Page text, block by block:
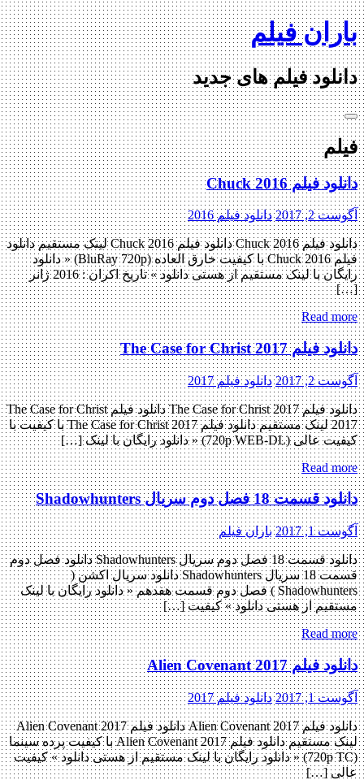
Skip
to
content
باران فیلم
دانلود فیلم های جدید
فیلم
دانلود فيلم Chuck 2016
آگوست 2, 2017 دانلود فیلم 2016
دانلود فيلم Chuck 2016 دانلود فيلم Chuck 2016 لینک مستقیم دانلود
فيلم Chuck 2016 با کیفیت خارق العاده (BluRay 720p) « دانلود
رایگان با لینک مستقیم از هستی دانلود » تاریخ اکران : 2016 ژانر
[…]
Read more
دانلود فيلم The Case for Christ 2017
آگوست 2, 2017 دانلود فیلم 2017
دانلود فيلم The Case for Christ 2017 دانلود فيلم The Case for Christ
2017 لینک مستقیم دانلود فيلم The Case for Christ 2017 با کیفیت با
کیفیت عالی (720p WEB-DL) « دانلود رایگان با لینک […]
Read more
دانلود قسمت 18 فصل دوم سریال Shadowhunters
آگوست 1, 2017 باران فیلم
دانلود قسمت 18 فصل دوم سریال Shadowhunters دانلود فصل دوم
قسمت 18 سریال Shadowhunters دانلود سریال اکشن (
Shadowhunters ) فصل دوم قسمت هفدهم « دانلود رایگان با لینک
مستقیم از هستی دانلود » کیفیت […]
Read more
دانلود فیلم Alien Covenant 2017
آگوست 1, 2017 دانلود فیلم 2017
دانلود فیلم Alien Covenant 2017 دانلود فیلم Alien Covenant 2017
لینک مستقیم دانلود فیلم Alien Covenant 2017 با کیفیت پرده سینما
(720p TC) « دانلود رایگان با لینک مستقیم از هستی دانلود » کیفیت
عالی […]